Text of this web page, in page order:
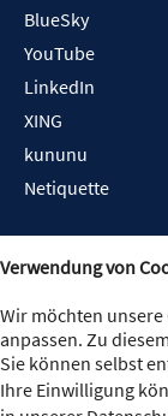
BlueSky
YouTube
LinkedIn
XING
kununu
Netiquette
Verwendung von
Wir möchten
anpassen. Zu
Sie können selbst
Ihre Einwilligung